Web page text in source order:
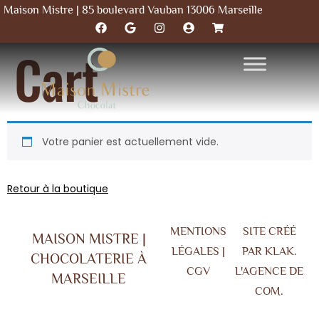
Maison Mistre | 85 boulevard Vauban 13006 Marseille
Cart
Votre panier est actuellement vide.
Retour à la boutique
MAISON MISTRE |
CHOCOLATERIE À
MARSEILLE
MENTIONS
LÉGALES |
CGV
SITE CRÉÉ
PAR KLAK.
L'AGENCE DE
COM.